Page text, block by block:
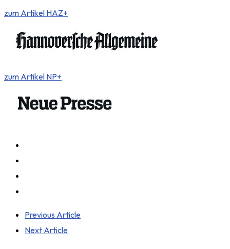
zum Artikel HAZ+
zum Artikel NP+
Previous Article
Next Article